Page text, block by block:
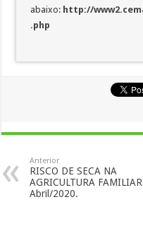
abaixo: http://
.php
Anterior
RISCO DE SECA NA
AGRICULTURA
Abril/2020.